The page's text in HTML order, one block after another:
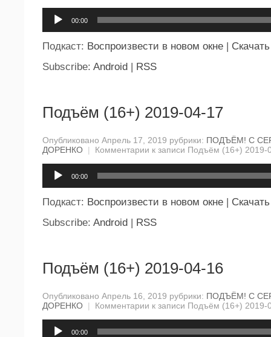
00:00
Подкаст: Воспроизвести в новом окне
Скачать
Subscribe: Android RSS
Подъём (16+) 2019-04-17
Опубликовано Апрель 17, 2019 рубрики: ПОДЪЁМ! С
ДОРЕНКО | Комментарии к записи Подъём (16+) 2019-
00:00
Подкаст: Воспроизвести в новом окне | Скачать
Subscribe: Android | RSS
Подъём (16+) 2019-04-16
Опубликовано Апрель 16, 2019 рубрики: ПОДЪЁМ! С
ДОРЕНКО | Комментарии к записи Подъём (16+) 2019-
00:00